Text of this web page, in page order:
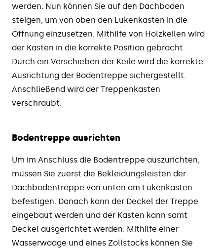
werden. Nun können Sie auf den Dachboden
steigen, um von oben den Lukenkasten in die
Öffnung einzusetzen. Mithilfe von Holzkeilen wird
der Kasten in die korrekte Position gebracht.
Durch ein Verschieben der Keile wird die korrekte
Ausrichtung der Bodentreppe sichergestellt.
Anschließend wird der Treppenkasten
verschraubt.
Bodentreppe ausrichten
Um im Anschluss die Bodentreppe auszurichten,
müssen Sie zuerst die Bekleidungsleisten der
Dachbodentreppe von unten am Lukenkasten
befestigen. Danach kann der Deckel der Treppe
eingebaut werden und der Kasten kann samt
Deckel ausgerichtet werden. Mithilfe einer
Wasserwaage und eines Zollstocks können Sie